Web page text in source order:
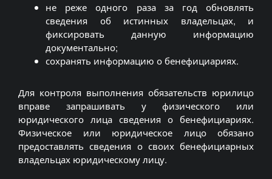
не реже одного раза за год обновлять
сведения об истинных владельцах, и
фиксировать данную информацию
документально;
сохранять информацию о бенефициариях.
Для контроля выполнения обязательств юрилицо
вправе запрашивать у физического или
юридического лица сведения о бенефициариях.
Физическое или юридическое лицо обязано
предоставлять сведения о своих бенефициарных
владельцах юридическому лицу.